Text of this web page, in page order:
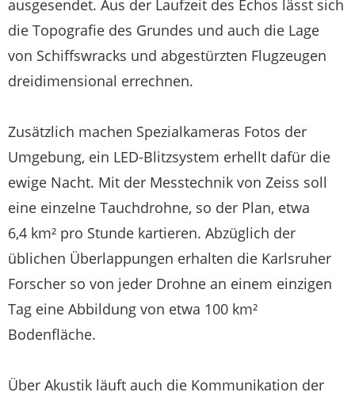
ausgesendet. Aus der Laufzeit des Echos lässt sich
die Topografie des Grundes und auch die Lage
von Schiffswracks und abgestürzten Flugzeugen
dreidimensional errechnen.
Zusätzlich machen Spezialkameras Fotos der
Umgebung, ein LED-Blitzsystem erhellt dafür die
ewige Nacht. Mit der Messtechnik von Zeiss soll
eine einzelne Tauchdrohne, so der Plan, etwa
6,4 km² pro Stunde kartieren. Abzüglich der
üblichen Überlappungen erhalten die Karlsruher
Forscher so von jeder Drohne an einem einzigen
Tag eine Abbildung von etwa 100 km²
Bodenfläche.
Über Akustik läuft auch die Kommunikation der